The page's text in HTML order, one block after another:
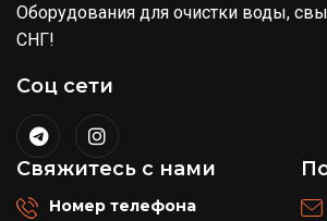
Оборудования для очистки воды,
СНГ!
Соц сети
Свяжитесь с нами
Номер телефона